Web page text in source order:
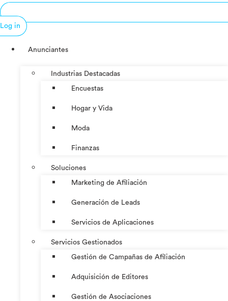
Log in
Anunciantes
Industrias Destacadas
Encuestas
Hogar y Vida
Moda
Finanzas
Soluciones
Marketing de Afiliación
Generación de Leads
Servicios de Aplicaciones
Servicios Gestionados
Gestión de Campañas de Afiliación
Adquisición de Editores
Gestión de Asociaciones